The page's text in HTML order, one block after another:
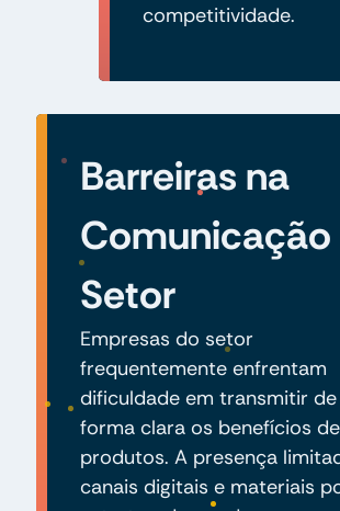
competitividade.
Barreiras na
Setor
Empresas do setor
frequentemente enfrentam
dificuldade em transmitir de
forma clara os benefícios
produtos. A presença
canais digitais e materiais